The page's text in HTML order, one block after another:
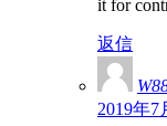
it for
返信
2019年7